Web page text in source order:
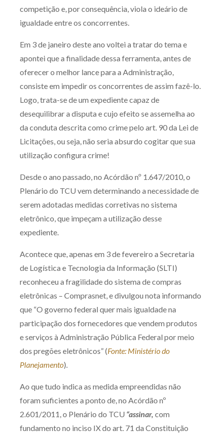
Whatsapp (41) 98881-6616
competição e, por consequência, viola o ideário de
igualdade entre os concorrentes.
Em 3 de janeiro deste ano voltei a tratar do tema e
apontei que a finalidade dessa ferramenta, antes de
oferecer o melhor lance para a Administração,
consiste em impedir os concorrentes de assim fazê-lo.
Logo, trata-se de um expediente capaz de
desequilibrar a disputa e cujo efeito se assemelha ao
da conduta descrita como crime pelo art. 90 da Lei de
Licitações, ou seja, não seria absurdo cogitar que sua
utilização configura crime!
Desde o ano passado, no Acórdão nº 1.647/2010, o
Plenário do TCU vem determinando a necessidade de
serem adotadas medidas corretivas no sistema
eletrônico, que impeçam a utilização desse
expediente.
Acontece que, apenas em 3 de fevereiro a Secretaria
de Logística e Tecnologia da Informação (SLTI)
reconheceu a fragilidade do sistema de compras
eletrônicas – Comprasnet, e divulgou nota informando
que “O governo federal quer mais igualdade na
participação dos fornecedores que vendem produtos
e serviços à Administração Pública Federal por meio
dos pregões eletrônicos” (Fonte: Ministério do
Planejamento).
Ao que tudo indica as medida empreendidas não
foram suficientes a ponto de, no Acórdão nº
2.601/2011, o Plenário do TCU “assinar, com
fundamento no inciso IX do art. 71 da Constituição